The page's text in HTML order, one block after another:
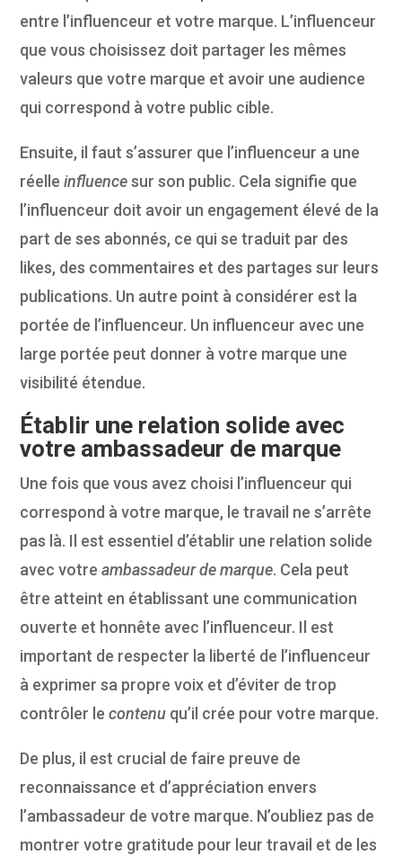
entre l’influenceur et votre marque. L’influenceur
que vous choisissez doit partager les mêmes
valeurs que votre marque et avoir une audience
qui correspond à votre public cible.
Ensuite, il faut s’assurer que l’influenceur a une
réelleinfluencesur son public. Cela signifie que
l’influenceur doit avoir un engagement élevé de la
part de ses abonnés, ce qui se traduit par des
likes, des commentaires et des partages sur leurs
publications. Un autre point à considérer est la
portée de l’influenceur. Un influenceur avec une
large portée peut donner à votre marque une
visibilité étendue.
Établir une relation solide avec
votre ambassadeur de marque
Une fois que vous avez choisi l’influenceur qui
correspond à votre marque, le travail ne s’arrête
pas là. Il est essentiel d’établir une relation solide
avec votreambassadeur de marque. Cela peut
être atteint en établissant une communication
ouverte et honnête avec l’influenceur. Il est
important de respecter la liberté de l’influenceur
à exprimer sa propre voix et d’éviter de trop
contrôler lecontenu qu’il crée pour votre marque.
De plus, il est crucial de faire preuve de
reconnaissance et d’appréciation envers
l’ambassadeur de votre marque. N’oubliez pas de
montrer votre gratitude pour leur travail et de les